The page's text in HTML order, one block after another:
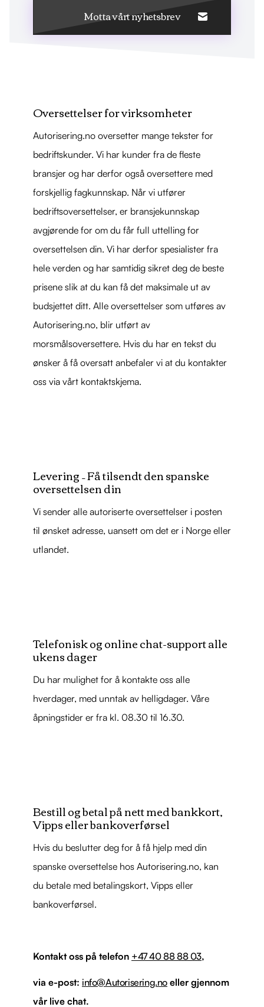
Motta vårt nyhetsbrev
Oversettelser for virksomheter
Autorisering.no oversetter mange tekster for
bedriftskunder. Vi har kunder fra de fleste
bransjer og har derfor også oversettere med
forskjellig fagkunnskap. Når vi utfører
bedriftsoversettelser, er bransjekunnskap
avgjørende for om du får full uttelling for
oversettelsen din. Vi har derfor spesialister fra
hele verden og har samtidig sikret deg de beste
prisene slik at du kan få det maksimale ut av
budsjettet ditt. Alle oversettelser som utføres av
Autorisering.no, blir utført av
morsmålsoversettere. Hvis du har en tekst du
ønsker å få oversatt anbefaler vi at du kontakter
oss via vårt kontaktskjema.
Levering – Få tilsendt den spanske
oversettelsen din
Vi sender alle autoriserte oversettelser i posten
til ønsket adresse, uansett om det er i Norge eller
utlandet.
Telefonisk og online chat-support alle
ukens dager
Du har mulighet for å kontakte oss alle
hverdager, med unntak av helligdager. Våre
åpningstider er fra kl. 08.30 til 16.30.
Bestill og betal på nett med bankkort,
Vipps eller bankoverførsel
Hvis du beslutter deg for å få hjelp med din
spanske oversettelse hos Autorisering.no, kan
du betale med betalingskort, Vipps eller
bankoverførsel.
Kontakt oss på telefon +47 40 88 88 03,
via e-post: info@Autorisering.no eller gjennom
vår live chat.